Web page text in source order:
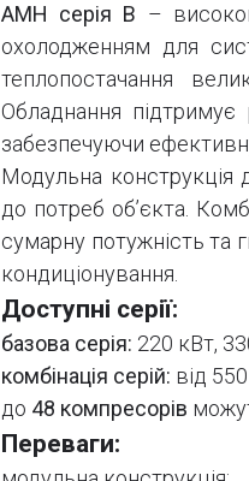
AMH серія В –
охолодженням для
теплопостачання
Обладнання
забезпечуючи
Модульна конструкція
до потреб об’єкта.
сумарну потужність та
кондиціонування.
Доступні серії:
базова серія: 220 кВт,
комбінація серій: від
до 48 компресорів
Переваги: